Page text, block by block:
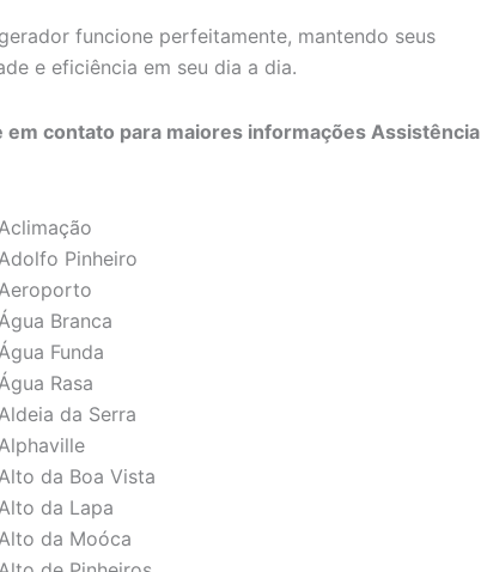
funcione perfeitamente, mantendo seus
e eficiência em seu dia a dia.
contato para maiores informações Assistência
Pinheiro
Branca
Funda
Rasa
da Serra
da Boa Vista
da Lapa
da Moóca